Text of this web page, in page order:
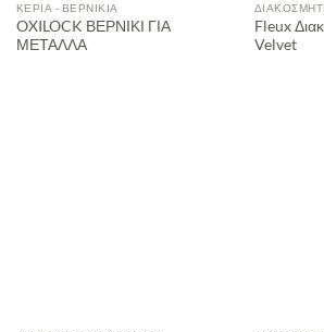
ΚΕΡΙΆ - ΒΕΡΝΊΚΙΑ
OXILOCK ΒΕΡΝΙΚΙ ΓΙΑ
ΜΕΤΑΛΛΑ
Fleux
Velvet